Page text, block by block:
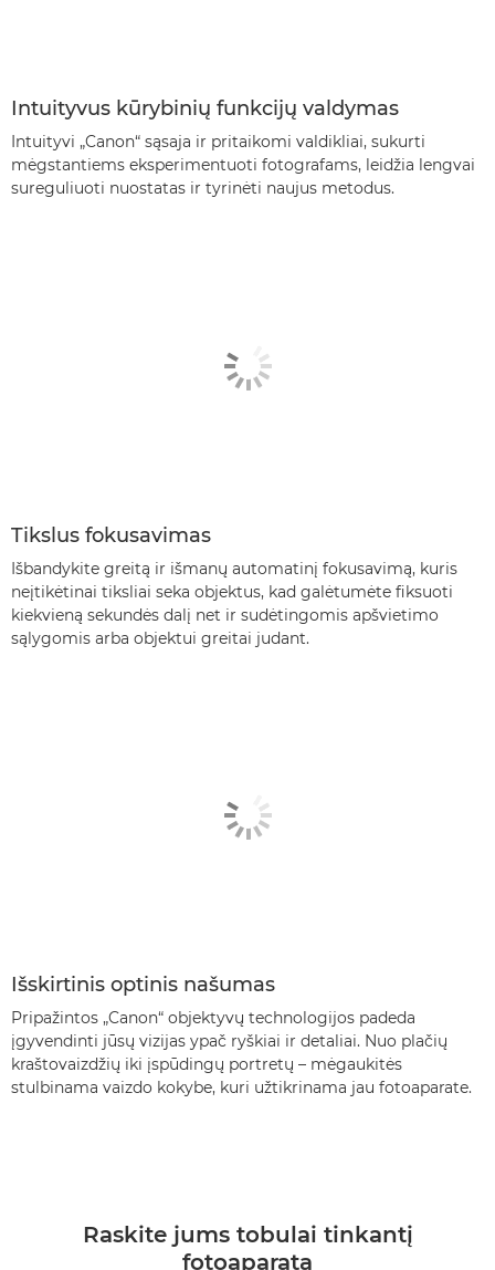
Intuityvus kūrybinių funkcijų valdymas
Intuityvi „Canon“ sąsaja ir pritaikomi valdikliai, sukurti
mėgstantiems eksperimentuoti fotografams, leidžia lengvai
sureguliuoti nuostatas ir tyrinėti naujus metodus.
Tikslus fokusavimas
Išbandykite greitą ir išmanų automatinį fokusavimą, kuris
neįtikėtinai tiksliai seka objektus, kad galėtumėte fiksuoti
kiekvieną sekundės dalį net ir sudėtingomis apšvietimo
sąlygomis arba objektui greitai judant.
Išskirtinis optinis našumas
Pripažintos „Canon“ objektyvų technologijos padeda
įgyvendinti jūsų vizijas ypač ryškiai ir detaliai. Nuo plačių
kraštovaizdžių iki įspūdingų portretų – mėgaukitės
stulbinama vaizdo kokybe, kuri užtikrinama jau fotoaparate.
Raskite jums tobulai tinkantį
fotoaparatą